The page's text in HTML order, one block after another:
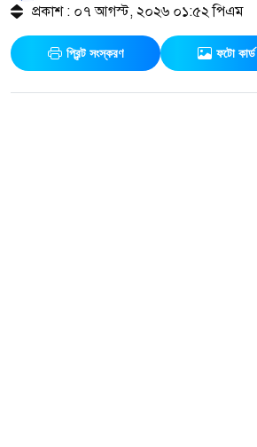
প্রকাশ : ০৭ আগস্ট, ২০২৬ ০১:৫২ পিএম
প্রিন্ট সংস্করণ ফটো কার্ড